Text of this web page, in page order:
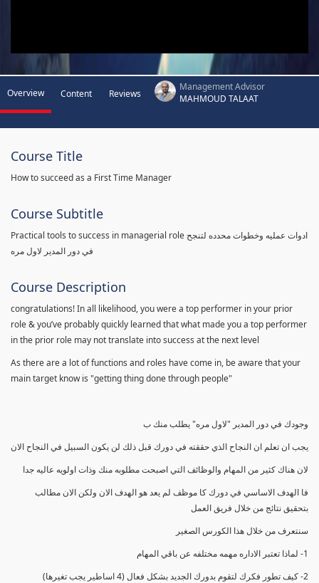
Overview Content Reviews
Management Advisor
MAHMOUD TALAAT
Course Title
How to succeed as a First Time Manager
Course Subtitle
Practical tools to success in managerial role ادوات عمليه وخطوات محدده لتنجح
في دور المدير لاول مره
Course Description
congratulations! In all likelihood, you were a top performer in your prior
role & you’ve probably quickly learned that what made you a top performer
in the prior role may not translate into success at the next level
As there are a lot of functions and roles have come in, be aware that your
main target know is "getting thing done through people"
وجودك في دور المدير "لاول مره" يطلب منك ب
يجب ان تعلم ان النجاح الذي حققته في دورك قبل ذلك لن يكون السبيل في النجاح الان
لان هناك كثير من المهام والوظائف التي اصبحت مطلوبه منك وذات اولويه عاليه جدا
فا الهدف الاساسي في دورك كا موظف لم يعد هو الهدف الان ولكن الان مطالب
بتحقيق نتائج من خلال فريق العمل
سنتعرف من خلال هذا الكورس الصغير
1- لماذا تعتبر الاداره مهمه مختلفه عن باقي المهام
2- كيف تطور فكرك لتقوم بدورك الجديد بشكل فعال (4 اساطير يجب تغيرها)